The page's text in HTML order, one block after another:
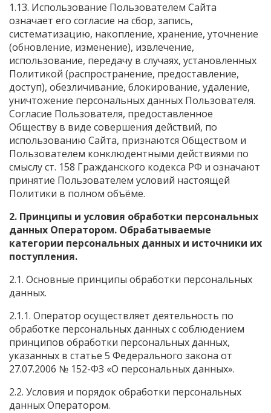
1.13. Использование Пользователем Сайта
означает его согласие на сбор, запись,
систематизацию, накопление, хранение, уточнение
(обновление, изменение), извлечение,
использование, передачу в случаях, установленных
Политикой (распространение, предоставление,
доступ), обезличивание, блокирование, удаление,
уничтожение персональных данных Пользователя.
Согласие Пользователя, предоставленное
Обществу в виде совершения действий, по
использованию Сайта, признаются Обществом и
Пользователем конклюдентными действиями по
смыслу ст. 158 Гражданского кодекса РФ и означают
принятие Пользователем условий настоящей
Политики в полном объёме.
2. Принципы и условия обработки персональных
данных Оператором. Обрабатываемые
категории персональных данных и источники их
поступления.
2.1. Основные принципы обработки персональных
данных.
2.1.1. Оператор осуществляет деятельность по
обработке персональных данных с соблюдением
принципов обработки персональных данных,
указанных в статье 5 Федерального закона от
27.07.2006 № 152-ФЗ «О персональных данных».
2.2. Условия и порядок обработки персональных
данных Оператором.